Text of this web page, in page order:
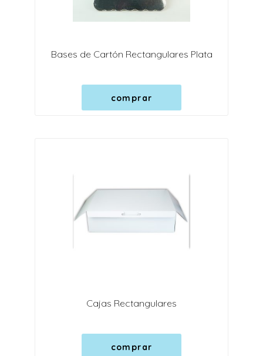
Bases de Cartón Rectangulares Plata
comprar
Cajas Rectangulares
comprar